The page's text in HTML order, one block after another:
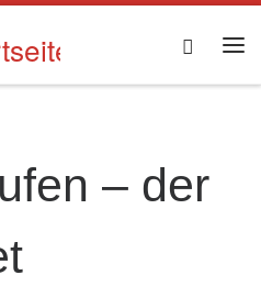
Search
– der